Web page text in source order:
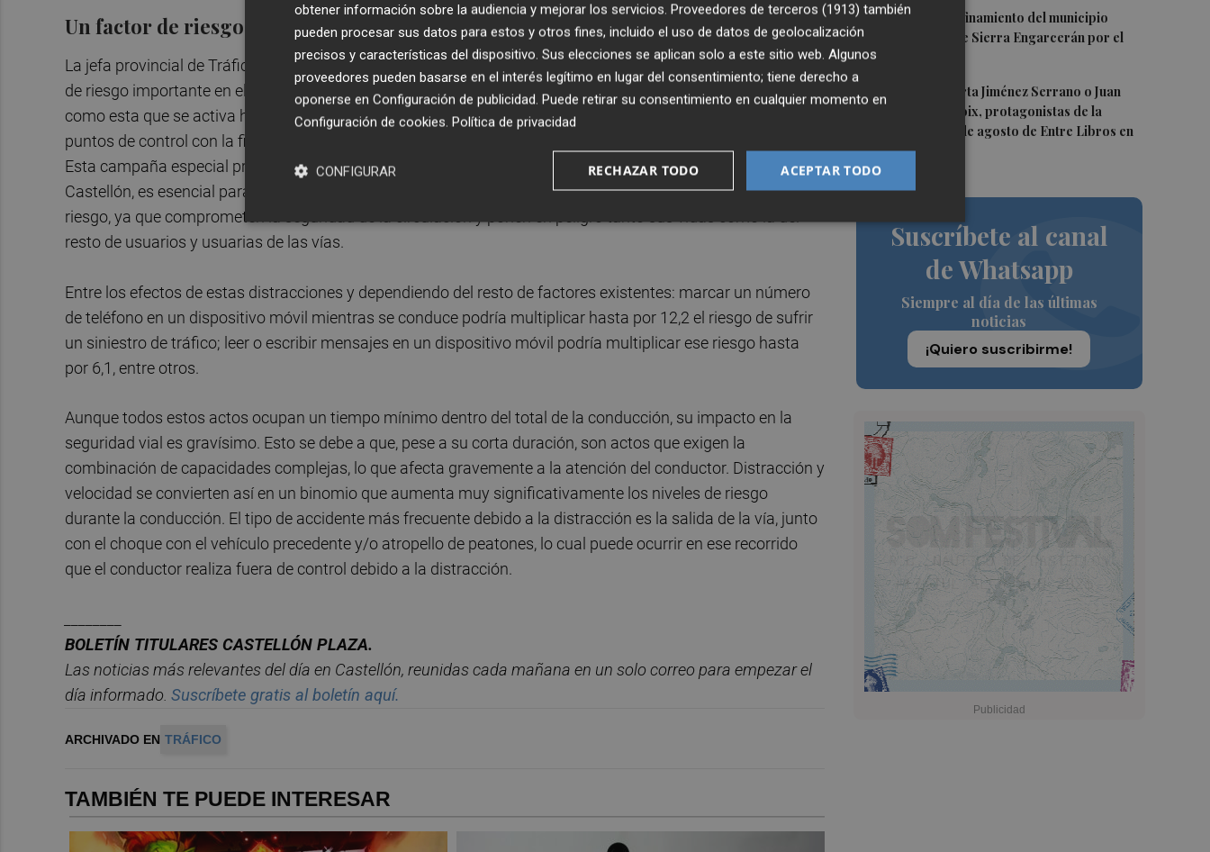
4Levantan el confinamiento del municipio
castellonense de Sierra Engarcerán por el
incendio
5 Juan Tallón, Marta Jiménez Serrano o Juan
Evaristo Valls Boix, protagonistas de la
programación de agosto de Entre Libros en
Benicàssim
Suscríbete al canal
de Whatsapp
Siempre al día de las últimas
noticias
¡Quiero suscribirme!
Un factor de riesgo importante
La jefa provincial de Tráfico de Castellón ha explicado que “la distracción al volante se erige como un factor
de riesgo importante en el tráfico” y ha hecho hincapié en “la relevancia de poner en marcha campañas
como esta que se activa hoy en la provincia y que se llevará a cabo a lo largo de la semana con diferentes
puntos de control con la finalidad de concienciar y visibilizar los riesgos de la distracción en la conducción.
Esta campaña especial provincial, en convencional con la Agrupación de Tráfico de la Guardia Civil de
Castellón, es esencial para reducir las conductas de los usuarios que implican comportamientos de alto
riesgo, ya que comprometen la seguridad de la circulación y ponen en peligro tanto sus vidas como la del
resto de usuarios y usuarias de las vías.
Entre los efectos de estas distracciones y dependiendo del resto de factores existentes: marcar un número
de teléfono en un dispositivo móvil mientras se conduce podría multiplicar hasta por 12,2 el riesgo de sufrir
un siniestro de tráfico; leer o escribir mensajes en un dispositivo móvil podría multiplicar ese riesgo hasta
por 6,1, entre otros.
Aunque todos estos actos ocupan un tiempo mínimo dentro del total de la conducción, su impacto en la
seguridad vial es gravísimo. Esto se debe a que, pese a su corta duración, son actos que exigen la
combinación de capacidades complejas, lo que afecta gravemente a la atención del conductor. Distracción y
velocidad se convierten así en un binomio que aumenta muy significativamente los niveles de riesgo
durante la conducción. El tipo de accidente más frecuente debido a la distracción es la salida de la vía, junto
con el choque con el vehículo precedente y/o atropello de peatones, lo cual puede ocurrir en ese recorrido
que el conductor realiza fuera de control debido a la distracción.
BOLETÍN TITULARES CASTELLÓN PLAZA.
Las noticias más relevantes del día en Castellón, reunidas cada mañana en un solo correo para empezar el
día informado. Suscríbete gratis alboletín aquí.
ARCHIVADO EN TRÁFICO
TAMBIÉN TE PUEDE INTERESAR
obtener información sobre la audiencia y mejorar los servicios. Proveedores de terceros (1913) también
pueden procesar sus datos para estos y otros fines, incluido el uso de datos de geolocalización
precisos y características del dispositivo. Sus elecciones se aplican solo a este sitio web. Algunos
proveedores pueden basarse en el interés legítimo en lugar del consentimiento; tiene derecho a
oponerse en Configuración de publicidad. Puede retirar su consentimiento en cualquier momento en
Configuración de cookies. Política de privacidad
ACEPTAR TODO
RECHAZAR TODO
CONFIGURAR